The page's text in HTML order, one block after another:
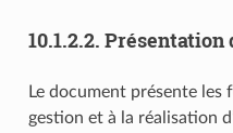
10.1.2.2. Présentation
Le document présente les
gestion et à la réalisation